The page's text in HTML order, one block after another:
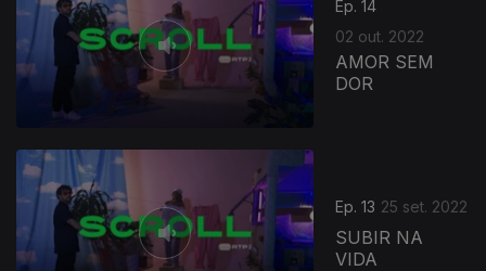
Ep. 14
02 out. 2022
AMOR SEM
DOR
Ep. 13 25 set. 2022
SUBIR NA
VIDA